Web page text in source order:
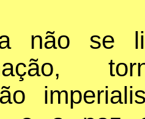
não se